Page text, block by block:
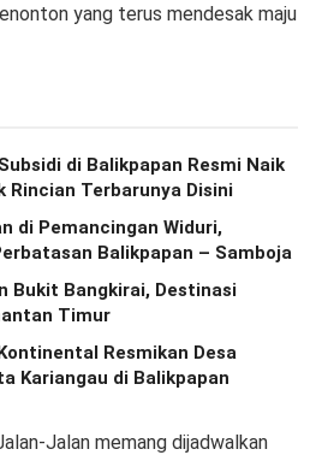
yang terus mendesak maju
di Balikpapan Resmi Naik
Rincian Terbarunya Disini
di Pemancingan Widuri,
Balikpapan – Samboja
Bukit Bangkirai, Destinasi
Timur
Resmikan Desa
Kariangau di Balikpapan
Jalan memang dijadwalkan